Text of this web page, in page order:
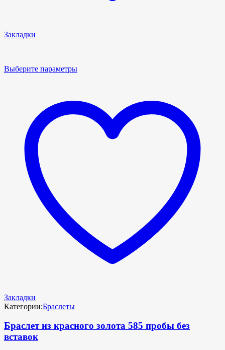
Закладки
Выберите параметры
Закладки
Категории:Браслеты
Браслет из красного золота 585 пробы без
вставок